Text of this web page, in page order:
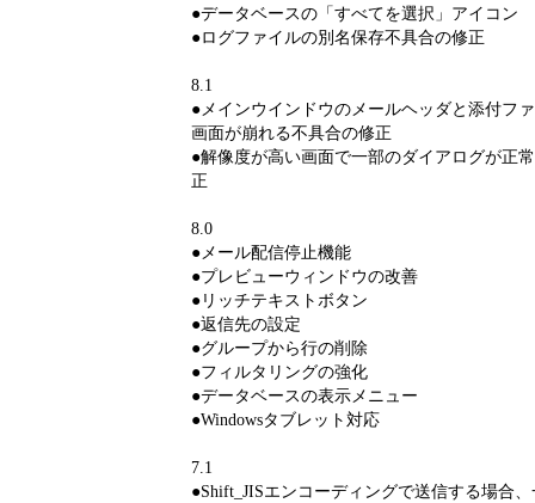
●データベースの「すべてを選択」アイコン
●ログファイルの別名保存不具合の修正
8.1
●メインウインドウのメールヘッダと添付フ
画面が崩れる不具合の修正
●解像度が高い画面で一部のダイアログが正
正
8.0
●メール配信停止機能
●プレビューウィンドウの改善
●リッチテキストボタン
●返信先の設定
●グループから行の削除
●フィルタリングの強化
●データベースの表示メニュー
●Windowsタブレット対応
7.1
●Shift_JISエンコーディングで送信する場合